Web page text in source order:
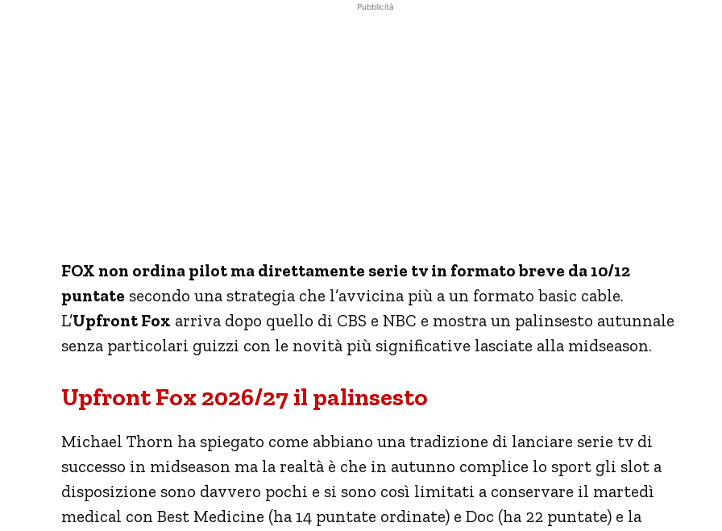
Pubblicità
FOX non ordina pilot ma direttamente serie tv in formato breve da 10/12
puntate secondo una strategia che l’avvicina più a un formato basic cable.
L’Upfront Fox arriva dopo quello di CBS e NBC e mostra un palinsesto autunnale
senza particolari guizzi con le novità più significative lasciate alla midseason.
Upfront Fox 2026/27 il palinsesto
Michael Thorn ha spiegato come abbiano una tradizione di lanciare serie tv di
successo in midseason ma la realtà è che in autunno complice lo sport gli slot a
disposizione sono davvero pochi e si sono così limitati a conservare il martedì
medical con Best Medicine (ha 14 puntate ordinate) e Doc (ha 22 puntate) e la